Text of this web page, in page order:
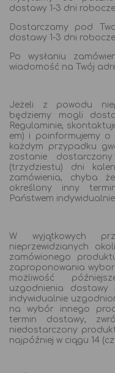
dostawy 1-3 dni
Dostarczamy pod
dostawy 1-3 dni
Po wysłaniu
wiadomość na Twój
Jeżeli z powodu
będziemy mogli
Regulaminie,
em) i poinformujemy o
każdym przypadku
zostanie
(trzydziestu) dni
zamówienia, chyba
określony inny
Państwem
W wyjątkowych
nieprzewidzianych
zamówionego
zaproponowania
możliwość
uzgodnienia
indywidualnie
na wybór innego
termin dostawy,
niedostarczony
najpóźniej w ciągu 14